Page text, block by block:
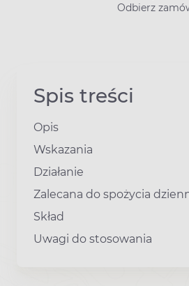
Odbierz
Spis treści
Opis
Wskazania
Działanie
Zalecana do spożycia
Skład
Uwagi do stosowania